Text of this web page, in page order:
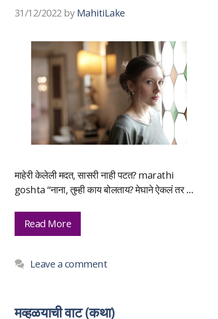
31/12/2022 by MahitiLake
माहेरी केलेली मदत, सासरी नाही पटत? marathi
goshta “नाना, तुम्ही काय बोलताय? मेघाने ऐकलं तर …
Read More
Leave a comment
मव्हळयाची वाट (कथा)